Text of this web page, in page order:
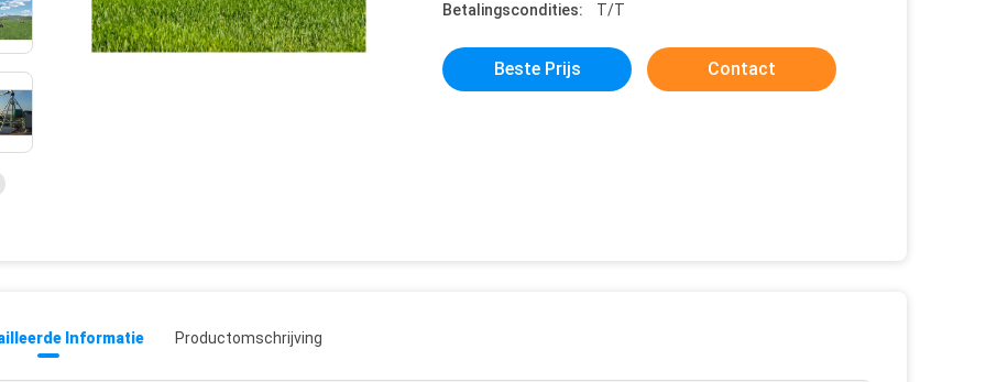
Betalingscondities:
T/T
Beste Prijs Contact
Informatie Productomschrijving